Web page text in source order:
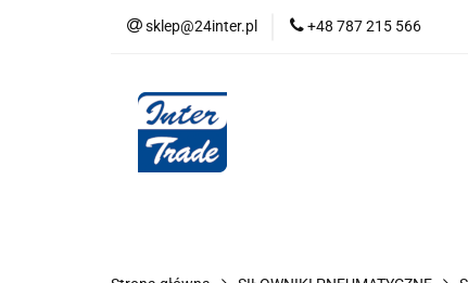
sklep@24inter.pl +48 787 215 566
AUDYT